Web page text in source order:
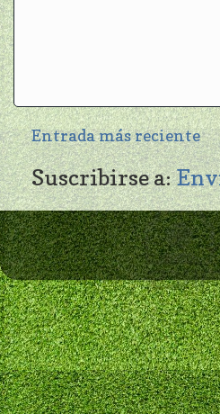
Entrada más reciente
Suscribirse a: